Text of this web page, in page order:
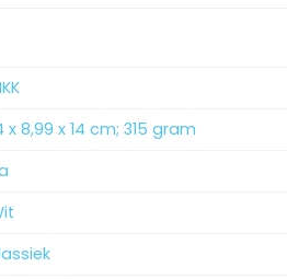
x 8,99 x 14 cm; 315 gram